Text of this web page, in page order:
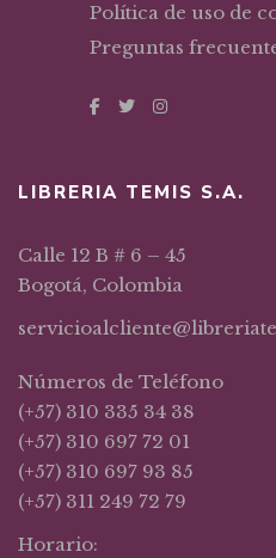
Política de uso de
Preguntas
LIBRERIA TEMIS S.A.
Calle 12 B # 6 – 45
Bogotá, Colombia
Números de Teléfono
(+57) 310 335 34 38
(+57) 310 697 72 01
(+57) 310 697 93 85
(+57) 311 249 72 79
Horario: